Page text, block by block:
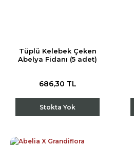
Tüplü Kelebek Çeken
Abelya Fidanı (5 adet)
686,30 TL
Stokta Yok